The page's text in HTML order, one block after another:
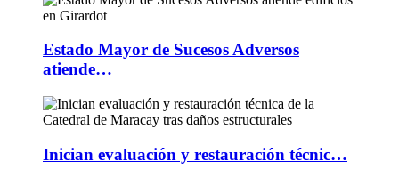
Estado Mayor de Sucesos Adversos
atiende…
Inician evaluación y restauración técnic…